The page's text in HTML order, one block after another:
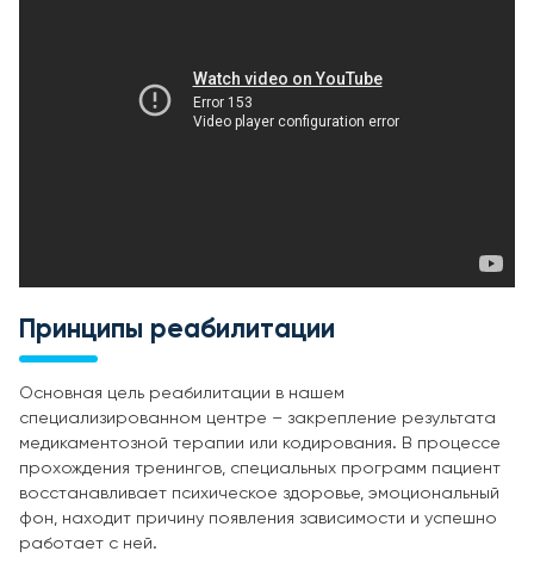
Принципы реабилитации
Основная цель реабилитации в нашем
специализированном центре – закрепление результата
медикаментозной терапии или кодирования. В процессе
прохождения тренингов, специальных программ пациент
восстанавливает психическое здоровье, эмоциональный
фон, находит причину появления зависимости и успешно
работает с ней.